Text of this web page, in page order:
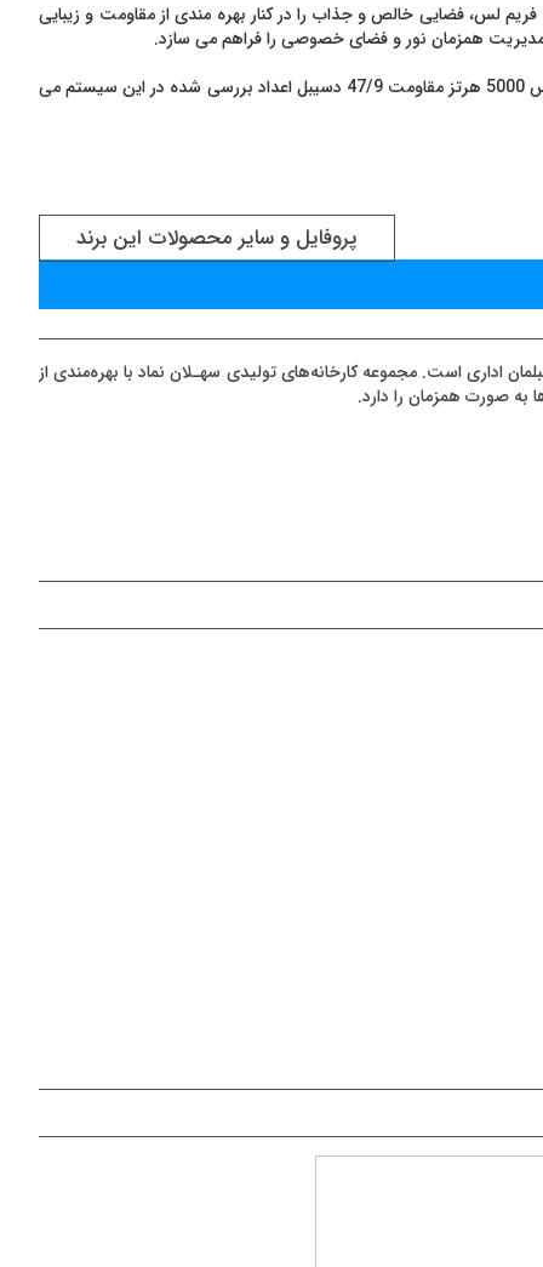
لس، فضایی خالص و جذاب را در کنار بهره مندی از مقاومت و زیبایی
همزمان نور و فضای خصوصی را فراهم می سازد.
در فرکانس 100 هرتز مقاومت 28/9 دسیبل و در فرکانس 5000 هرتز مقاومت 47/9 دسیبل اعداد بررسی شده در این سیستم می
پروفايل و سایر محصولات این برند
اداری است. مجموعه کارخانه‌های تولیدی سهـلان نماد با بهره‌مندی از